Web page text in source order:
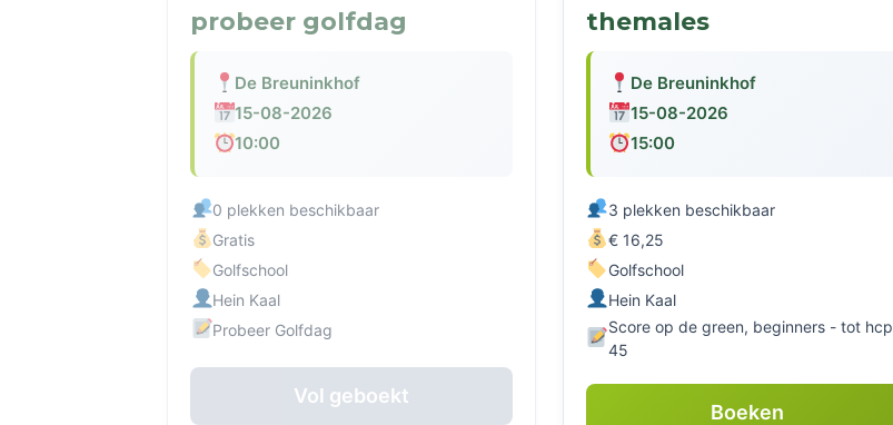
probeer golfdag
De Breuninkhof
15-08-2026
10:00
0 plekken beschikbaar
Gratis
Golfschool
Hein Kaal
Probeer Golfdag
Vol geboekt
themales
De Breuninkhof
15-08-2026
15:00
3 plekken beschikbaar
€ 16,25
Golfschool
Hein Kaal
Score op de green, beginners - tot hcp
45
Boeken